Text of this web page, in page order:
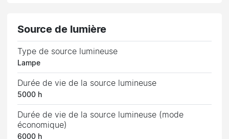
Source de lumière
Type de source lumineuse
Lampe
Durée de vie de la source lumineuse
5000 h
Durée de vie de la source lumineuse (mode
économique)
6000 h